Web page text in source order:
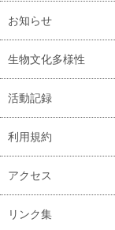
お知らせ
生物文化多様性
活動記録
利用規約
アクセス
リンク集